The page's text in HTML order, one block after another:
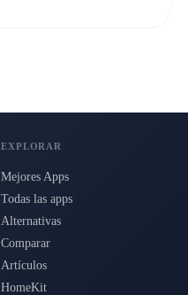
EXPLORAR
Mejores Apps
Todas las apps
Alternativas
Comparar
Artículos
HomeKit